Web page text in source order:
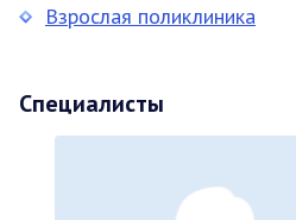
Взрослая поликлиника
Специалисты